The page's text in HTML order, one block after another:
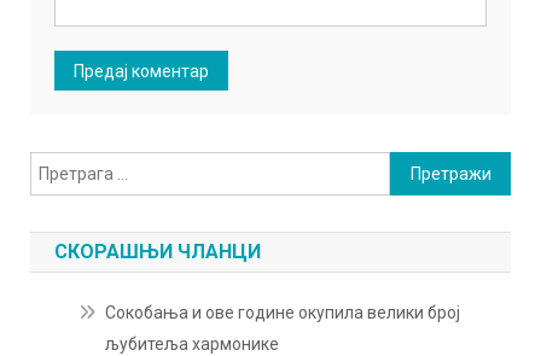
Претрага
за:
СКОРАШЊИ ЧЛАНЦИ
Сокобања и ове године окупила велики број
љубитеља хармонике